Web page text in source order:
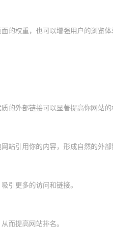
的权重，也可以增强用户的浏览体
的外部链接可以显著提高你网站的
站引用你的内容，形成自然的外部
引更多的访问和链接。
而提高网站排名。